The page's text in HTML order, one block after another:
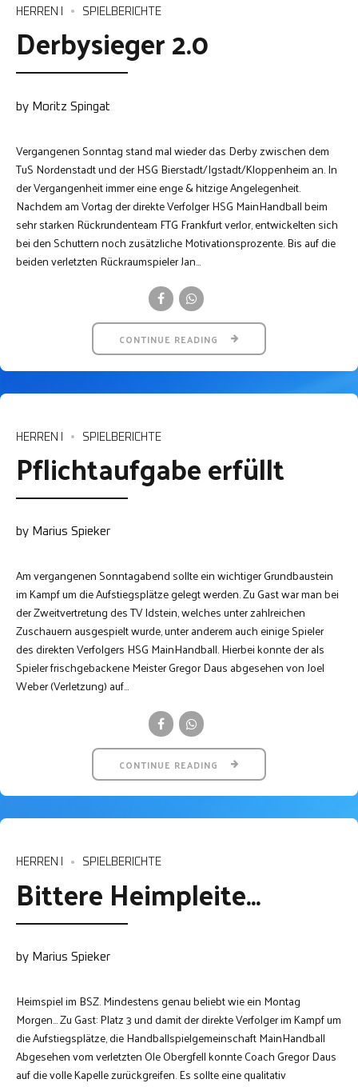
HERREN I SPIELBERICHTE
Derbysieger 2.0
by Moritz Spingat
Vergangenen Sonntag stand mal wieder das Derby zwischen dem
TuS Nordenstadt und der HSG Bierstadt/Igstadt/Kloppenheim an. In
der Vergangenheit immer eine enge & hitzige Angelegenheit.
Nachdem am Vortag der direkte Verfolger HSG MainHandball beim
sehr starken Rückrundenteam FTG Frankfurt verlor, entwickelten sich
bei den Schuttern noch zusätzliche Motivationsprozente. Bis auf die
beiden verletzten Rückraumspieler Jan...
CONTINUE READING
HERREN I SPIELBERICHTE
Pflichtaufgabe erfüllt
by Marius Spieker
Am vergangenen Sonntagabend sollte ein wichtiger Grundbaustein
im Kampf um die Aufstiegsplätze gelegt werden. Zu Gast war man bei
der Zweitvertretung des TV Idstein, welches unter zahlreichen
Zuschauern ausgespielt wurde, unter anderem auch einige Spieler
des direkten Verfolgers HSG MainHandball. Hierbei konnte der als
Spieler frischgebackene Meister Gregor Daus abgesehen von Joel
Weber (Verletzung) auf...
CONTINUE READING
HERREN I SPIELBERICHTE
Bittere Heimpleite…
by Marius Spieker
Heimspiel im BSZ. Mindestens genau beliebt wie ein Montag
Morgen… Zu Gast: Platz 3 und damit der direkte Verfolger im Kampf um
die Aufstiegsplätze, die Handballspielgemeinschaft MainHandball
Abgesehen vom verletzten Ole Obergfell konnte Coach Gregor Daus
auf die volle Kapelle zurückgreifen. Es sollte eine qualitativ